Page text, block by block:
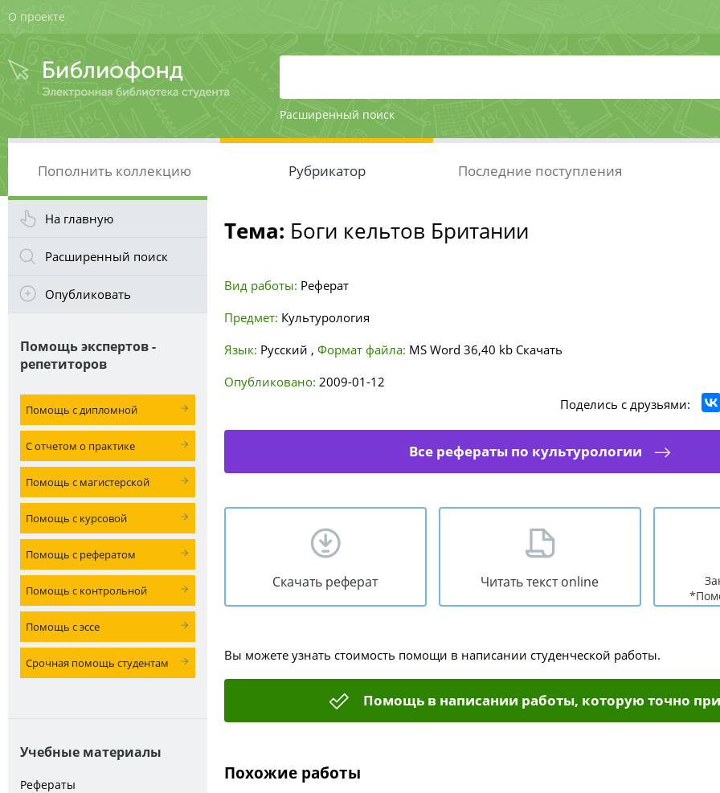
О проекте
Расширенный поиск
Пополнить коллекцию Рубрикатор Последние поступления
На главную
Расширенный поиск
Опубликовать
Помощь экспертов -
репетиторов
Помощь с дипломной
С отчетом о практике
Помощь с магистерской
Помощь с курсовой
Помощь с рефератом
Помощь с контрольной
Помощь с эссе
Срочная помощь студентам
Учебные материалы
Рефераты
Тема: Боги кельтов Британии
Вид работы: Реферат
Предмет: Культурология
Язык: Русский , Формат файла: MS Word 36,40 kb Скачать
Опубликовано: 2009-01-12
Поделись с друзьями:
Все рефераты по культурологии
Скачать реферат Читать текст online
Вы можете узнать стоимость помощи в написании студенческой работы.
Помощь в написании работы, которую точно
Похожие работы